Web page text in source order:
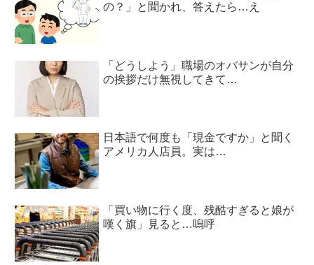
の？」と聞かれ、答えたら…え
「どうしよう」職場のオバサンが自分
の挨拶だけ無視してきて…
日本語で何度も「現金ですか」と聞く
アメリカ人店員。実は…
「買い物に行く度、残酷すぎると娘が
嘆く旗」見ると…嗚呼